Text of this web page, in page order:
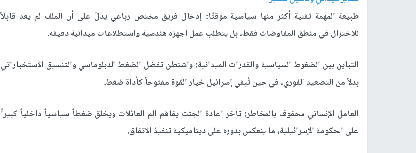
طبيعة المهمة تقنية أكثر منها سياسية مؤقتًا: إدخال فريق مختص رباعي يدلّ على أن الملف لم يعد قابلاً
للاختزال في منطق المفاوضات فقط، بل يتطلب عمل أجهزة هندسية واستطلاعات ميدانية دقيقة.
التباين بين الضغوط السياسية والقدرات الميدانية: واشنطن تفضّل الضغط الدبلوماسي والتنسيق الاستخباراتي
بدلاً من التصعيد الفوري، في حين تُبقي إسرائيل خيار القوة مفتوحاً كأداة ضغط.
العامل الإنساني محفوف بالمخاطر: تأخر إعادة الجثث يفاقم ألم العائلات ويخلق ضغطاً سياسياً داخلياً كبيراً
على الحكومة الإسرائيلية، ما ينعكس بدوره على ديناميكية تنفيذ الاتفاق.